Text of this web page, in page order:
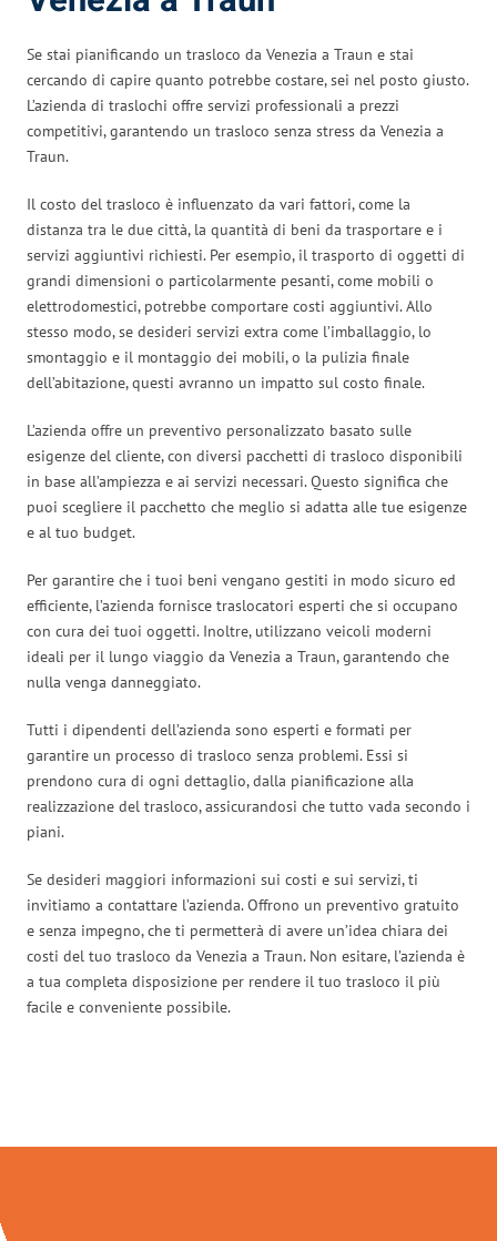
Se stai pianificando un trasloco da Venezia a Traun e stai
cercando di capire quanto potrebbe costare, sei nel posto giusto.
L’azienda di traslochi offre servizi professionali a prezzi
competitivi, garantendo un trasloco senza stress da Venezia a
Traun.
Il costo del trasloco è influenzato da vari fattori, come la
distanza tra le due città, la quantità di beni da trasportare e i
servizi aggiuntivi richiesti. Per esempio, il trasporto di oggetti di
grandi dimensioni o particolarmente pesanti, come mobili o
elettrodomestici, potrebbe comportare costi aggiuntivi. Allo
stesso modo, se desideri servizi extra come l’imballaggio, lo
smontaggio e il montaggio dei mobili, o la pulizia finale
dell’abitazione, questi avranno un impatto sul costo finale.
L’azienda offre un preventivo personalizzato basato sulle
esigenze del cliente, con diversi pacchetti di trasloco disponibili
in base all’ampiezza e ai servizi necessari. Questo significa che
puoi scegliere il pacchetto che meglio si adatta alle tue esigenze
e al tuo budget.
Per garantire che i tuoi beni vengano gestiti in modo sicuro ed
efficiente, l’azienda fornisce traslocatori esperti che si occupano
con cura dei tuoi oggetti. Inoltre, utilizzano veicoli moderni
ideali per il lungo viaggio da Venezia a Traun, garantendo che
nulla venga danneggiato.
Tutti i dipendenti dell’azienda sono esperti e formati per
garantire un processo di trasloco senza problemi. Essi si
prendono cura di ogni dettaglio, dalla pianificazione alla
realizzazione del trasloco, assicurandosi che tutto vada secondo i
piani.
Se desideri maggiori informazioni sui costi e sui servizi, ti
invitiamo a contattare l’azienda. Offrono un preventivo gratuito
e senza impegno, che ti permetterà di avere un’idea chiara dei
costi del tuo trasloco da Venezia a Traun. Non esitare, l’azienda è
a tua completa disposizione per rendere il tuo trasloco il più
facile e conveniente possibile.